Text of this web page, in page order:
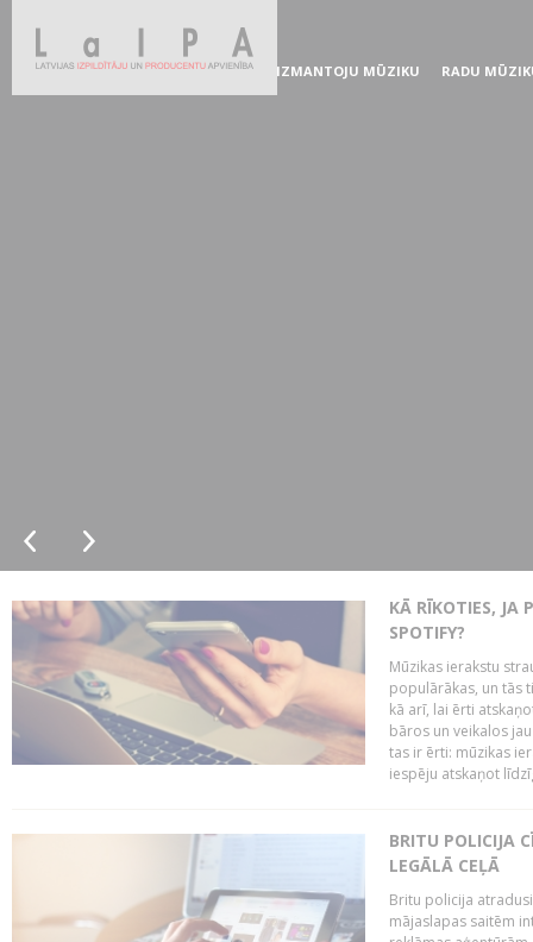
IZMANTOJU MŪZIKU RADU
KĀ RĪKOTIES, JA
SPOTIFY?
Mūzikas ierakstu
populārākas, un tās
kā arī, lai ērti
bāros un veikalos
tas ir ērti: mūzikas
iespēju atskaņot
BRITU POLICIJA
LEGĀLĀ CEĻĀ
Britu policija
mājaslapas saitēm